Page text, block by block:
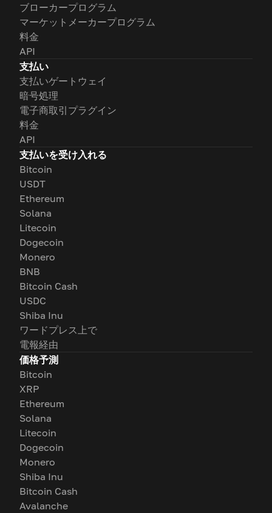
ブローカープログラム
マーケットメーカープログラム
料金
API
支払い
支払いゲートウェイ
暗号処理
電子商取引プラグイン
料金
API
支払いを受け入れる
Bitcoin
USDT
Ethereum
Solana
Litecoin
Dogecoin
Monero
BNB
Bitcoin Cash
USDC
Shiba Inu
ワードプレス上で
電報経由
価格予測
Bitcoin
XRP
Ethereum
Solana
Litecoin
Dogecoin
Monero
Shiba Inu
Bitcoin Cash
Avalanche